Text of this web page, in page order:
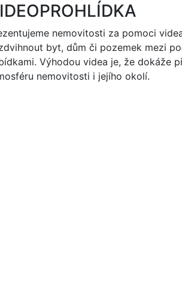
nemovitosti za pomoci
byt, dům či pozemek mezi
Výhodou videa je, že dokáže
nemovitosti i jejího okolí.